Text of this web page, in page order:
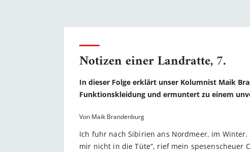
Notizen einer Landratte, 7.
In dieser Folge erklärt unser Kolumnist Maik
Funktionskleidung und ermuntert zu einem
Von Maik Brandenburg
Ich fuhr nach Sibirien ans Nordmeer, im
mir nicht in die Tüte“, rief mein spesenscheuer